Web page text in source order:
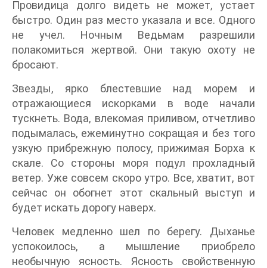
Провидица долго видеть не может, устает
быстро. Один раз место указала и все. Одного
не учел. Ночным Ведьмам разрешили
полакомиться жертвой. Они такую охоту не
бросают.
Звезды, ярко блестевшие над морем и
отражающиеся искорками в воде начали
тускнеть. Вода, влекомая приливом, отчетливо
подымалась, ежеминутно сокращая и без того
узкую прибрежную полосу, прижимая Борха к
скале. Со стороны моря подул прохладный
ветер. Уже совсем скоро утро. Все, хватит, вот
сейчас он обогнет этот скальный выступ и
будет искать дорогу наверх.
Человек медленно шел по берегу. Дыханье
успокоилось, а мышление приобрело
необычную ясность. Ясность свойственную